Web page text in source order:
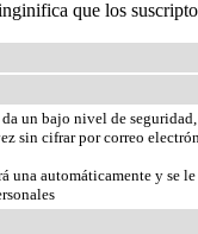
que los
un bajo nivel de
sin cifrar por correo
una automáticamente y se